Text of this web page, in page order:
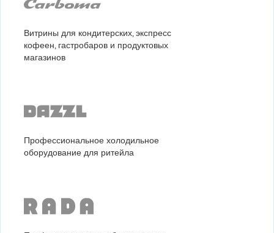
Витрины для кондитерских, экспресс
кофеен, гастробаров и продуктовых
магазинов
Профессиональное холодильное
оборудование для ритейла